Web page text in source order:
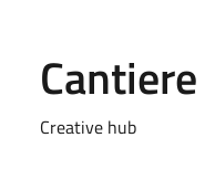
Creative hub